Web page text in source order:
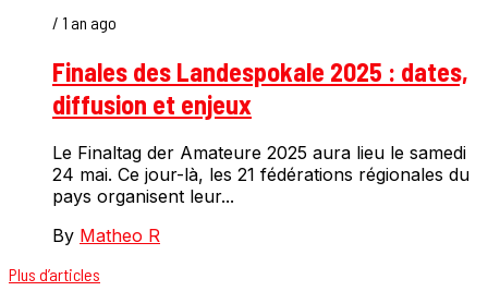
/ 1 an ago
Finales des Landespokale 2025 : dates,
diffusion et enjeux
Le Finaltag der Amateure 2025 aura lieu le samedi
24 mai. Ce jour-là, les 21 fédérations régionales du
pays organisent leur...
By Matheo R
Plus d’articles